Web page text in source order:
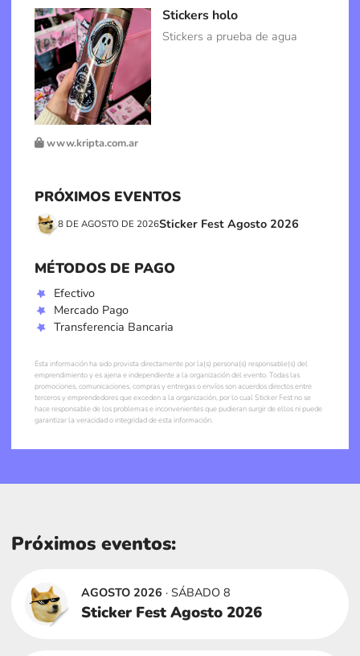
Stickers holo
Stickers a prueba de agua
www.kripta.com.ar
PRÓXIMOS EVENTOS
8 DE AGOSTO DE 2026Sticker Fest Agosto 2026
MÉTODOS DE PAGO
Efectivo
Mercado Pago
Transferencia Bancaria
Esta información ha sido provista directamente por la(s) persona(s) responsable(s) del
emprendimiento y es ajena e independiente a la organización del evento. Todas las
promociones, comunicaciones, compras y entregas o envíos son acuerdos directos entre
terceros y emprendedores que exceden a la organización, por lo cual Sticker Fest no se
hace responsable de los problemas e inconvenientes que pudieran surgir de ellos ni puede
garantizar la veracidad o integridad de esta información.
Próximos eventos:
AGOSTO 2026 · SÁBADO 8
Sticker Fest Agosto 2026